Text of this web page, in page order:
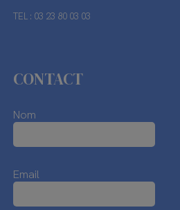
TEL : 03 23 80 03 03
CONTACT
Nom
Email